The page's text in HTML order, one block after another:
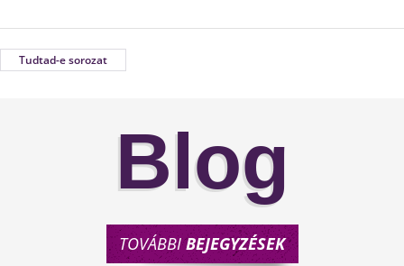
Tudtad-e sorozat
Blog
TOVÁBBIBEJEGYZÉSEK